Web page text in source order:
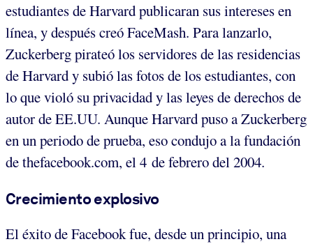
estudiantes de Harvard publicaran sus intereses en
línea, y después creó FaceMash. Para lanzarlo,
Zuckerberg pirateó los servidores de las residencias
de Harvard y subió las fotos de los estudiantes, con
lo que violó su privacidad y las leyes de derechos de
autor de EE.UU. Aunque Harvard puso a Zuckerberg
en un periodo de prueba, eso condujo a la fundación
de thefacebook.com, el 4 de febrero del 2004.
Crecimiento explosivo
El éxito de Facebook fue, desde un principio, una